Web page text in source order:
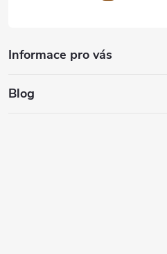
Informace pro vás
Blog